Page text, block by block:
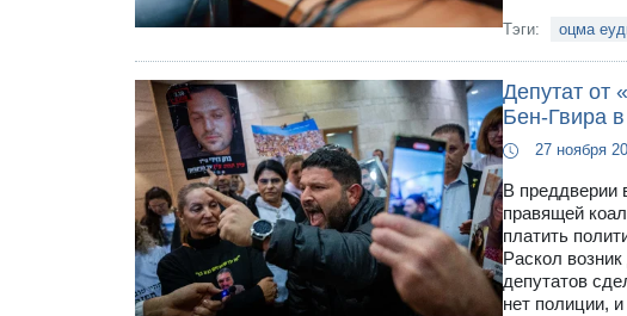
Тэги: оцма
Депутат от
Бен-Гвира в
27 ноября
В преддверии
правящей
платить
Раскол
депутатов
нет полиции,